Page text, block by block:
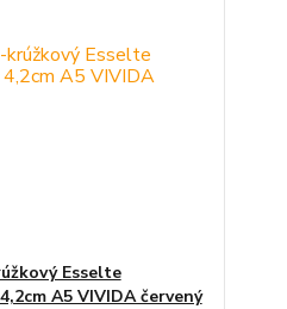
Esselte
A5 VIVIDA červený